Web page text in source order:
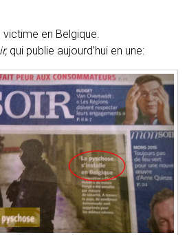
en Belgique.
qui publie aujourd’hui en une: